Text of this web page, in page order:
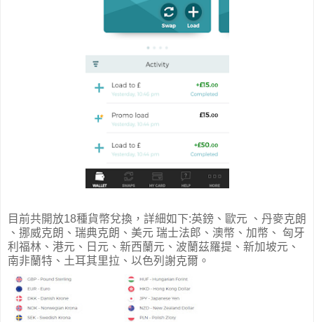
目前共開放18種貨幣兌換，詳細如下:英鎊、歐元 、丹麥克朗
、挪威克朗、瑞典克朗、美元 瑞士法郎、澳幣、加幣、 匈牙
利福林、港元、日元、新西蘭元、波蘭茲羅提、新加坡元、
南非蘭特、土耳其里拉、以色列謝克爾。